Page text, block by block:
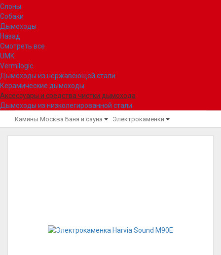
Слоны
Собаки
Дымоходы
Назад
Смотреть все
UMK
Vermilogic
Дымоходы из нержавеющей стали
Керамические дымоходы
Аксессуары и средства чистки дымохода
Дымоходы из низколегированной стали
Камины Москва Баня и сауна Электрокаменки